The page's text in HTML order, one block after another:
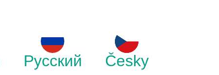
Русский Česky